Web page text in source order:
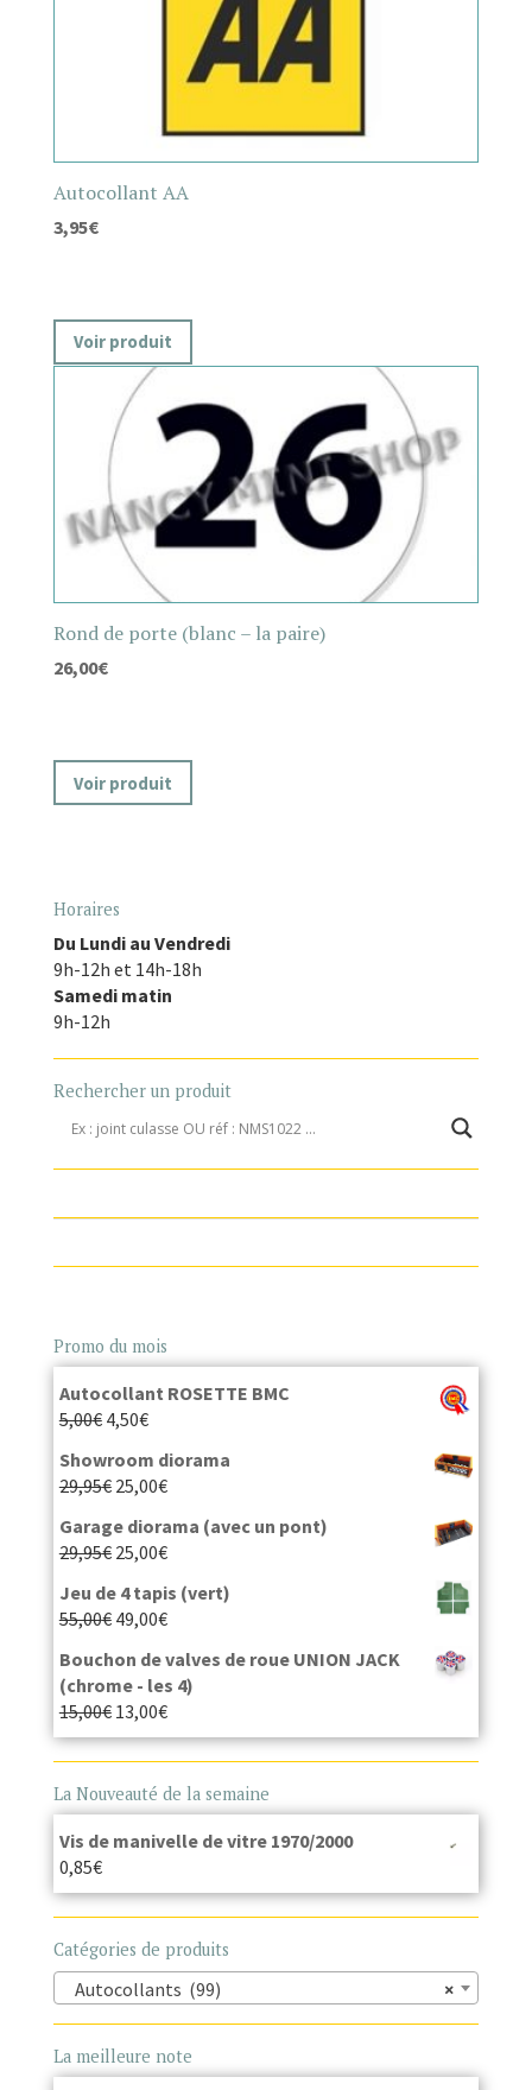
Autocollant AA
3,95€
Voir produit
Rond de porte (blanc – la paire)
26,00€
Voir produit
Horaires
Du Lundi au Vendredi
9h-12h et 14h-18h
Samedi matin
9h-12h
Rechercher un produit
Promo du mois
Autocollant ROSETTE BMC
5,00€ 4,50€
Showroom diorama
29,95€ 25,00€
Garage diorama (avec un pont)
29,95€ 25,00€
Jeu de 4 tapis (vert)
55,00€ 49,00€
Bouchon de valves de roue UNION JACK
(chrome - les 4)
15,00€ 13,00€
La Nouveauté de la semaine
Vis de manivelle de vitre 1970/2000
0,85€
Catégories de produits
×
Autocollants (99)
La meilleure note